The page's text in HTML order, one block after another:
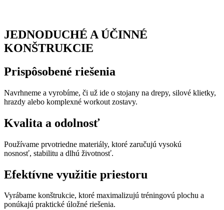
JEDNODUCHÉ A ÚČINNÉ
KONŠTRUKCIE
Prispôsobené riešenia
Navrhneme a vyrobíme, či už ide o stojany na drepy, silové klietky,
hrazdy alebo komplexné workout zostavy.
Kvalita a odolnosť
Používame prvotriedne materiály, ktoré zaručujú vysokú
nosnosť, stabilitu a dlhú životnosť.
Efektívne využitie priestoru
Vyrábame konštrukcie, ktoré maximalizujú tréningovú plochu a
ponúkajú praktické úložné riešenia.